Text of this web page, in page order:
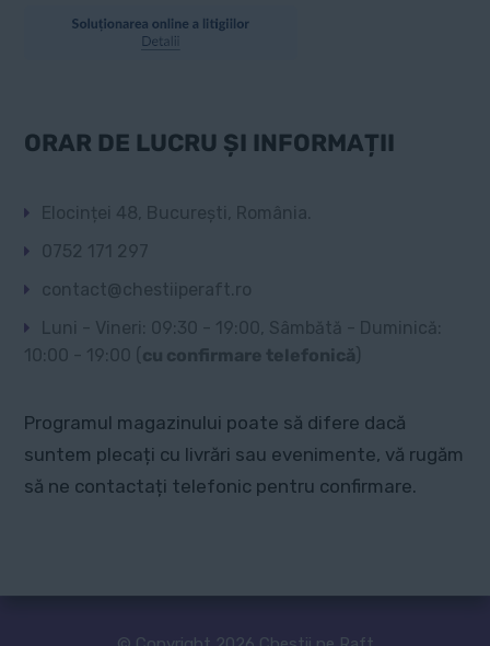
ORAR DE LUCRU ȘI INFORMAȚII
Elocinței 48, București, România.
0752 171 297
contact@chestiiperaft.ro
Luni - Vineri: 09:30 - 19:00, Sâmbătă - Duminică:
10:00 - 19:00 ( cu confirmare telefonică)
Programul magazinului poate să difere dacă
suntem plecați cu livrări sau evenimente, vă rugăm
să ne contactați telefonic pentru confirmare.